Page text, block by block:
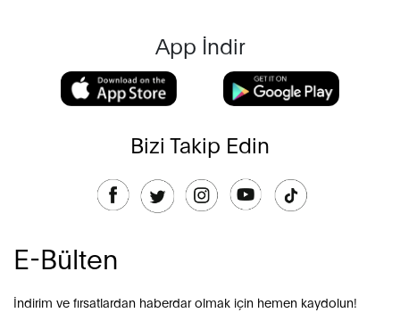
App İndir
Bizi Takip Edin
E-Bülten
İndirim ve fırsatlardan haberdar olmak için hemen kaydolun!